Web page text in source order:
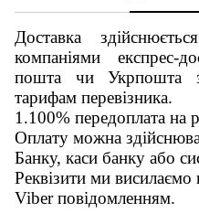
Доставка
компаніями експрес-
пошта чи Укрпошта
тарифам перевізника.
1.100% передоплата на
Оплату можна
Банку, каси банку або
Реквізити ми
Viber повідомленням.